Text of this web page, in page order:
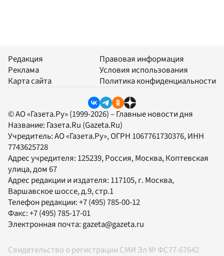
Редакция
Реклама
Карта сайта
Правовая информация
Условия использования
Политика конфиденциальности
© АО «Газета.Ру» (1999-2026) – Главные новости дня
Название: Газета.Ru (Gazeta.Ru)
Учредитель:АО «Газета.Ру», ОГРН 1067761730376, ИНН
7743625728
Адрес учредителя: 125239, Россия, Москва, Коптевская
улица, дом 67
Адрес редакции и издателя: 117105, г. Москва,
Варшавское шоссе, д.9, стр.1
Телефон редакции:+7 (495) 785-00-12
Факс:+7 (495) 785-17-01
Электронная почта:gazeta@gazeta.ru
Свидетельство о регистрации СМИ Эл № ФС77-67642